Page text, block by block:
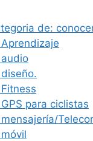
de:
para ciclistas